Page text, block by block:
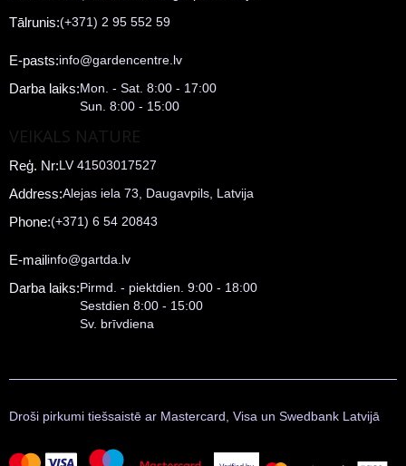
Tālrunis:(+371) 2 95 552 59
E-pasts:info@gardencentre.lv
Darba laiks:Mon. - Sat. 8:00 - 17:00
Sun. 8:00 - 15:00
VEIKALS NATURE
Reģ. Nr:LV 41503017527
Address:Alejas iela 73, Daugavpils, Latvija
Phone:(+371) 6 54 20843
E-mailinfo@gartda.lv
Darba laiks:Pirmd. - piektdien. 9:00 - 18:00
Sestdien 8:00 - 15:00
Sv. brīvdiena
Droši pirkumi tiešsaistē ar Mastercard, Visa un Swedbank Latvijā